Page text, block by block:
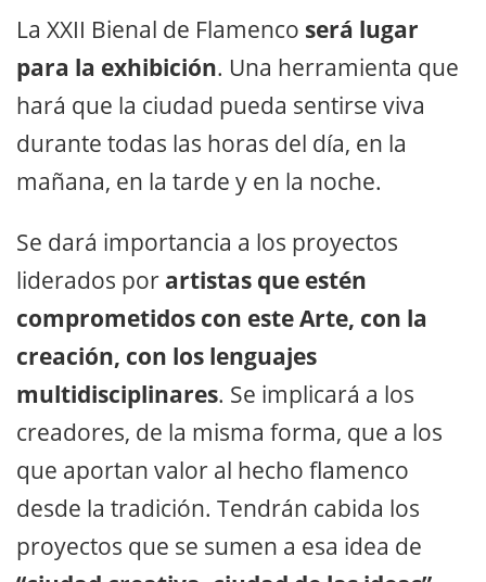
La XXII Bienal de Flamenco será lugar
para la exhibición. Una herramienta que
hará que la ciudad pueda sentirse viva
durante todas las horas del día, en la
mañana, en la tarde y en la noche.
Se dará importancia a los proyectos
liderados por artistas que estén
comprometidos con este Arte, con la
creación, con los lenguajes
multidisciplinares. Se implicará a los
creadores, de la misma forma, que a los
que aportan valor al hecho flamenco
desde la tradición. Tendrán cabida los
proyectos que se sumen a esa idea de